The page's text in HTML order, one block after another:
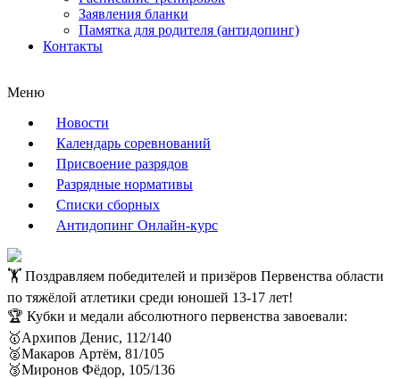
Заявления бланки
Памятка для родителя (антидопинг)
Контакты
Меню
Новости
Календарь соревнований
Присвоение разрядов
Разрядные нормативы
Списки сборных
Антидопинг Онлайн-курс
🏋️ Поздравляем победителей и призёров Первенства области
по тяжёлой атлетики среди юношей 13-17 лет!
🏆 Кубки и медали абсолютного первенства завоевали:
🥇Архипов Денис, 112/140
🥈Макаров Артём, 81/105
🥉Миронов Фёдор, 105/136